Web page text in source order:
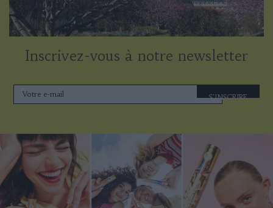
Inscrivez-vous à notre newsletter
S'INSCRIRE